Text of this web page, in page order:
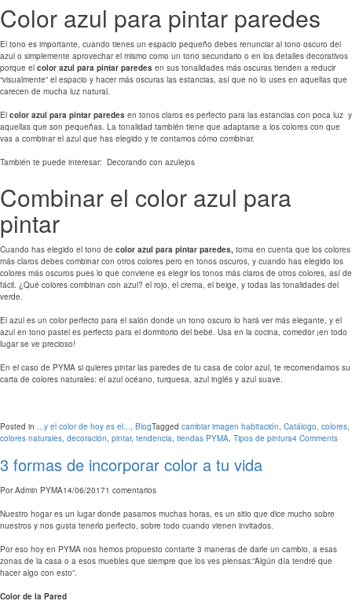
Color azul para pintar paredes
El tono es importante, cuando tienes un espacio pequeño debes renunciar al tono oscuro del
azul o simplemente aprovechar el mismo como un tono secundario o en los detalles decorativos
porque el color azul para pintar paredes en sus tonalidades más oscuras tienden a reducir
“visualmente” el espacio y hacer más oscuras las estancias, así que no lo uses en aquellas que
carecen de mucha luz natural.
El color azul para pintar paredes en tonos claros es perfecto para las estancias con poca luz y
aquellas que son pequeñas. La tonalidad también tiene que adaptarse a los colores con que
vas a combinar el azul que has elegido y te contamos cómo combinar.
También te puede interesar: Decorando con azulejos
Combinar el color azul para
pintar
Cuando has elegido el tono de color azul para pintar paredes, toma en cuenta que los colores
más claros debes combinar con otros colores pero en tonos oscuros, y cuando has elegido los
colores más oscuros pues lo que conviene es elegir los tonos más claros de otros colores, así de
fácil. ¿Qué colores combinan con azul? el rojo, el crema, el beige, y todas las tonalidades del
verde.
El azul es un color perfecto para el salón donde un tono oscuro lo hará ver más elegante, y el
azul en tono pastel es perfecto para el dormitorio del bebé. Usa en la cocina, comedor ¡en todo
lugar se ve precioso!
En el caso de PYMA si quieres pintar las paredes de tu casa de color azul, te recomendamos su
carta de colores naturales: el azul océano, turquesa, azul inglés y azul suave.
Posted in ...y el color de hoy es el..., BlogTagged cambiar imagen habitación, Catálogo, colores,
colores naturales, decoración, pintar, tendencia, tiendas PYMA, Tipos de pintura4 Comments
3 formas de incorporar color a tu vida
PorAdmin PYMA14/06/20171 comentarios
Nuestro hogar es un lugar donde pasamos muchas horas, es un sitio que dice mucho sobre
nuestros y nos gusta tenerlo perfecto, sobre todo cuando vienen invitados.
Por eso hoy en PYMA nos hemos propuesto contarte 3 maneras de darle un cambio, a esas
zonas de la casa o a esos muebles que siempre que los ves piensas:”Algún día tendré que
hacer algo con esto”.
Color de la Pared